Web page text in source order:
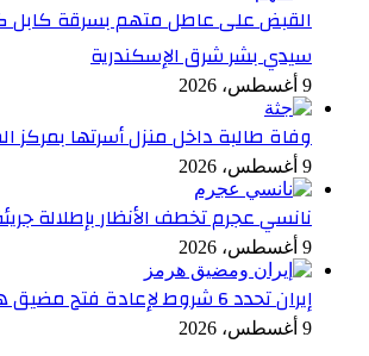
القبض على عاطل متهم بسرقة
سيدي بشر شرق الإسكندرية
9 أغسطس، 2026
وفاة طالبة داخل منزل أسرتها
9 أغسطس، 2026
نانسي عجرم تخطف الأنظار بإطلالة
9 أغسطس، 2026
إيران تحدد 6 شروط لإعادة فتح مضيق هرمز
9 أغسطس، 2026